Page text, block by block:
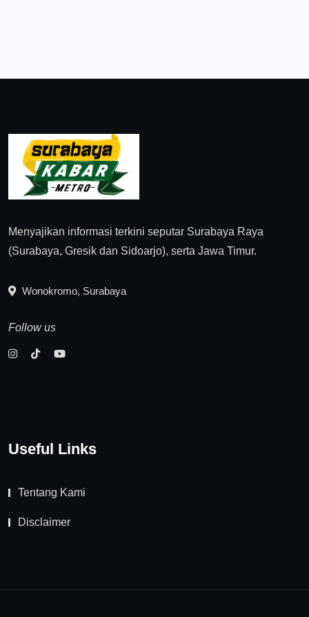
Menyajikan informasi terkini seputar Surabaya Raya
(Surabaya, Gresik dan Sidoarjo), serta Jawa Timur.
Wonokromo, Surabaya
Follow us
Useful Links
Tentang Kami
Disclaimer